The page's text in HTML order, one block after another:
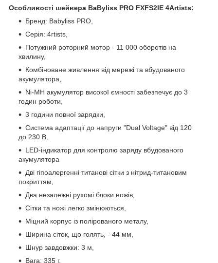
Особливості шейвера BaByliss PRO FXFS2IE 4Artists:
Бренд: Babyliss PRO,
Серія: 4rtists,
Потужний роторний мотор - 11 000 оборотів на
хвилину,
Комбіноване живлення від мережі та вбудованого
акумулятора,
Ni-MH акумулятор високої ємності забезпечує до 3
годин роботи,
3 години повної зарядки,
Система адаптації до напруги "Dual Voltage" від 120
до 230 В,
LED-індикатор для контролю заряду вбудованого
акумулятора
Дві гіпоалергенні титанові сітки з нітрид-титановим
покриттям,
Два незалежні рухомі блоки ножів,
Сітки та ножі легко змінюються,
Міцний корпус із полірованого металу,
Ширина сіток, що голять, - 44 мм,
Шнур завдовжки: 3 м,
Вага: 335 г,